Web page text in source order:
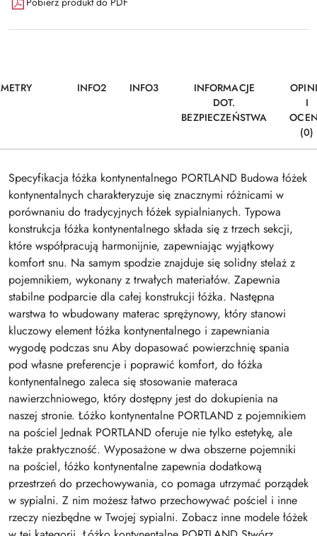
INFO2 INFO3
INFORMACJE
DOT.
BEZPIECZEŃSTWA
I
(0)
Specyfikacja łóżka kontynentalnego PORTLAND Budowa łóżek
kontynentalnych charakteryzuje się znacznymi różnicami w
porównaniu do tradycyjnych łóżek sypialnianych. Typowa
konstrukcja łóżka kontynentalnego składa się z trzech sekcji,
które współpracują harmonijnie, zapewniając wyjątkowy
komfort snu. Na samym spodzie znajduje się solidny stelaż z
pojemnikiem, wykonany z trwałych materiałów. Zapewnia
stabilne podparcie dla całej konstrukcji łóżka. Następna
warstwa to wbudowany materac sprężynowy, który stanowi
kluczowy element łóżka kontynentalnego i zapewniania
wygodę podczas snu Aby dopasować powierzchnię spania
pod własne preferencje i poprawić komfort, do łóżka
kontynentalnego zaleca się stosowanie materaca
nawierzchniowego, który dostępny jest do dokupienia na
naszej stronie. Łóżko kontynentalne PORTLAND z pojemnikiem
na pościel Jednak PORTLAND oferuje nie tylko estetykę, ale
także praktyczność. Wyposażone w dwa obszerne pojemniki
na pościel, łóżko kontynentalne zapewnia dodatkową
przestrzeń do przechowywania, co pomaga utrzymać porządek
w sypialni. Z nim możesz łatwo przechowywać pościel i inne
rzeczy niezbędne w Twojej sypialni. Zobacz inne modele łóżek